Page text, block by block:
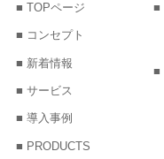
TOPページ
コンセプト
新着情報
サービス
導入事例
PRODUCTS